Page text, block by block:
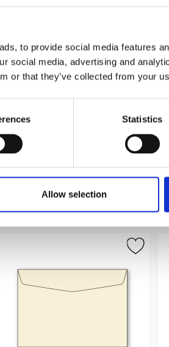
to provide social media features
social media, advertising and
or that they’ve collected from your
Statistics
Allow selection
Placeringskort Enkla 10-pack 220g
Andra köpte även